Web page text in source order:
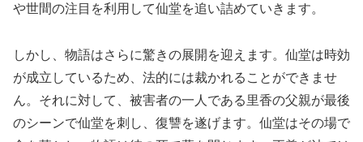
や世間の注目を利用して仙堂を追い詰めていきます。
しかし、物語はさらに驚きの展開を迎えます。仙堂は時効
が成立しているため、法的には裁かれることができませ
ん。それに対して、被害者の一人である里香の父親が最後
のシーンで仙堂を刺し、復讐を遂げます。仙堂はその場で